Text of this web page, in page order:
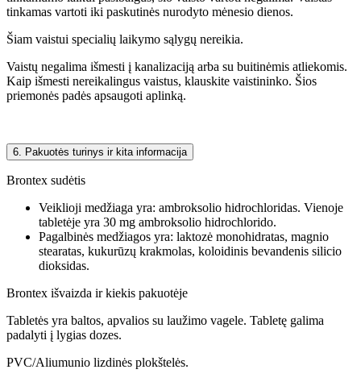
tinkamas vartoti iki paskutinės nurodyto mėnesio dienos.
Šiam vaistui specialių laikymo sąlygų nereikia.
Vaistų negalima išmesti į kanalizaciją arba su buitinėmis atliekomis.
Kaip išmesti nereikalingus vaistus, klauskite vaistininko. Šios
priemonės padės apsaugoti aplinką.
6. Pakuotės turinys ir kita informacija
Brontex sudėtis
Veiklioji medžiaga yra: ambroksolio hidrochloridas. Vienoje
tabletėje yra 30 mg ambroksolio hidrochlorido.
Pagalbinės medžiagos yra: laktozė monohidratas, magnio
stearatas, kukurūzų krakmolas, koloidinis bevandenis silicio
dioksidas.
Brontex išvaizda ir kiekis pakuotėje
Tabletės yra baltos, apvalios su laužimo vagele. Tabletę galima
padalyti į lygias dozes.
PVC/Aliumunio lizdinės plokštelės.